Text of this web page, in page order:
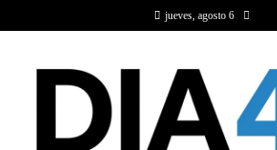
jueves, agosto 6